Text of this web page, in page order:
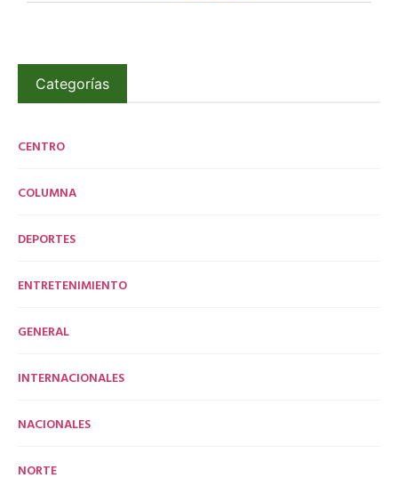
Categorías
CENTRO
COLUMNA
DEPORTES
ENTRETENIMIENTO
GENERAL
INTERNACIONALES
NACIONALES
NORTE